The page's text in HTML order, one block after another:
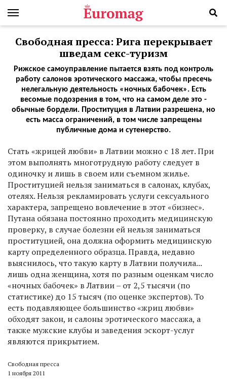
Свободная пресса: Рига перекрывает
шведам секс-туризм
Рижское самоуправление пытается взять под контроль
работу салонов эротического массажа, чтобы пресечь
нелегальную деятельность «ночных бабочек». Есть
весомые подозрения в том, что на самом деле это -
обычные бордели. Проституция в Латвии разрешена, но
есть масса ограничений, в том числе запрещены
публичные дома и сутенерство.
Стать «жрицей любви» в Латвии можно с 18 лет. При
этом выполнять многотрудную работу следует в
одиночку и лишь в своем или съемном жилье.
Проституцией нельзя заниматься в салонах, клубах,
отелях. Нельзя рекламировать услуги сексуального
характера, запрещено вовлечение в этот «бизнес».
Путана обязана постоянно проходить медицинскую
проверку, в случае болезни ей нельзя заниматься
проституцией, она должна оформить медицинскую
карту определенного образца. Правда, недавно
выяснилось, что такую карту в Латвии получила...
лишь одна женщина, хотя по разным оценкам число
«ночных бабочек» в Латвии – от 2,5 тысячи (по
статистике) до 15 тысяч (по оценке экспертов). То
есть подавляющее большинство «жриц любви»
обходят закон, и салоны эротического массажа, а
также мужские клубы и заведения эскорт-услуг
являются прикрытием.
Свободная пресса
1 ноября 2011